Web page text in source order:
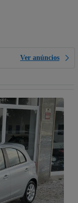
Ver anúncios